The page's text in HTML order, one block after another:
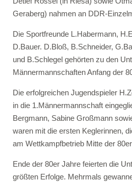
Geraberg) nahmen an DDR-
Die Sportfreunde L.Habermann,
D.Bauer. D.Bloß, B.Schneider,
und B.Schlegel gehörten zu den
Männermannschaften Anfang der
Die erfolgreichen Jugendspieler
in die 1.Männermannschaft
Bergmann, Sabine Großmann
waren mit die ersten Keglerinnen,
am Wettkampfbetrieb Mitte der
Ende der 80er Jahre feierten die
größten Erfolge. Mehrmals